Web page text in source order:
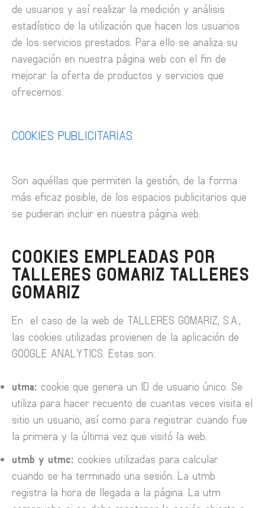
de usuarios y así realizar la medición y análisis
estadístico de la utilización que hacen los usuarios
de los servicios prestados. Para ello se analiza su
navegación en nuestra página web con el fin de
mejorar la oferta de productos y servicios que
ofrecemos.
COOKIES PUBLICITARIAS
Son aquéllas que permiten la gestión, de la forma
más eficaz posible, de los espacios publicitarios que
se pudieran incluir en nuestra página web.
COOKIES EMPLEADAS POR
TALLERES GOMARIZ TALLERES
GOMARIZ
En el caso de la web de TALLERES GOMARIZ, S.A.,
las cookies utilizadas provienen de la aplicación de
GOOGLE ANALYTICS. Estas son:
utma: cookie que genera un ID de usuario único. Se
utiliza para hacer recuento de cuantas veces visita el
sitio un usuario, así como para registrar cuando fue
la primera y la última vez que visitó la web.
utmb y utmc: cookies utilizadas para calcular
cuando se ha terminado una sesión. La utmb
registra la hora de llegada a la página. La utm